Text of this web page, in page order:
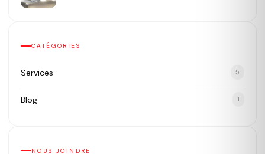
CATÉGORIES
Services 5
Blog 1
NOUS JOINDRE